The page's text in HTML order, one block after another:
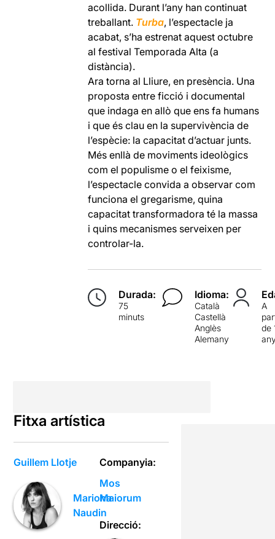
acollida. Durant l’any han continuat
treballant. Turba, l’espectacle ja
acabat, s’ha estrenat aquest octubre
al festival Temporada Alta (a
distància).
Ara torna al Lliure, en presència. Una
proposta entre ficció i documental
que indaga en allò que ens fa humans
i que és clau en la supervivència de
l’espècie: la capacitat d’actuar junts.
Més enllà de moviments ideològics
com el populisme o el feixisme,
l’espectacle convida a observar com
funciona el gregarisme, quina
capacitat transformadora té la massa
i quins mecanismes serveixen per
controlar-la.
Durada:
75
minuts
Idioma:
Català
Castellà
Anglès
Alemany
A
de
Fitxa artística
Guillem Llotje
Mariona
Naudin
Companyia:
Mos
Maiorum
Direcció: